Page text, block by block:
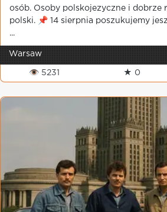
osób. Osoby polskojezyczne i dobrze
polski. 📌 14 sierpnia poszukujemy
...
Warsaw
👁 5231 ★ 0